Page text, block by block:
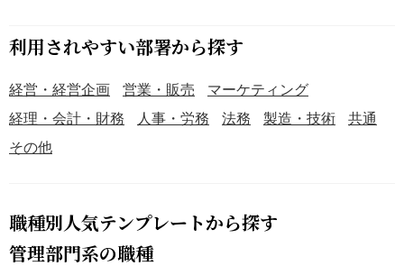
利用されやすい部署から探す
経営・経営企画 営業・販売
マーケティング
経理・会計・財務
人事・労務 法務 製造・技術
共通
その他
職種別人気テンプレートから探す
管理部門系の職種